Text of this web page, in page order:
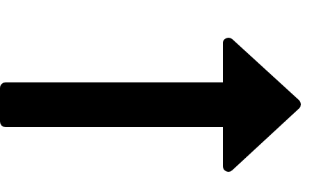
Ao informar meus dados e clicar em ‘INICIAR CONVERSA’, eu